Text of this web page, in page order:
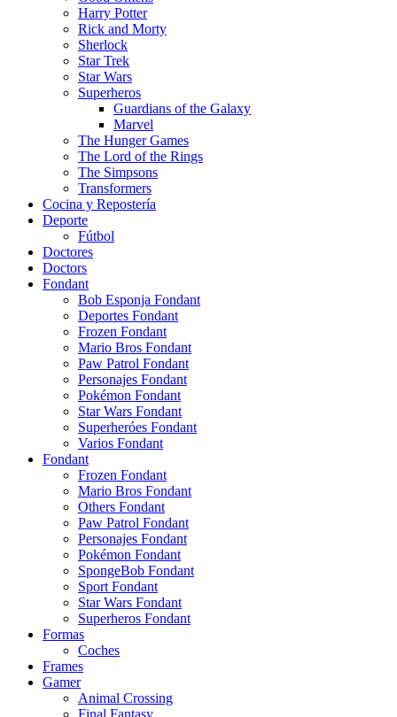
Harry Potter
Rick and Morty
Sherlock
Star Trek
Star Wars
Superheros
Guardians of the Galaxy
Marvel
The Hunger Games
The Lord of the Rings
The Simpsons
Transformers
Cocina y Repostería
Deporte
Fútbol
Doctores
Doctors
Fondant
Bob Esponja Fondant
Deportes Fondant
Frozen Fondant
Mario Bros Fondant
Paw Patrol Fondant
Personajes Fondant
Pokémon Fondant
Star Wars Fondant
Superheróes Fondant
Varios Fondant
Fondant
Frozen Fondant
Mario Bros Fondant
Others Fondant
Paw Patrol Fondant
Personajes Fondant
Pokémon Fondant
SpongeBob Fondant
Sport Fondant
Star Wars Fondant
Superheros Fondant
Formas
Coches
Frames
Gamer
Animal Crossing
Final Fantasy